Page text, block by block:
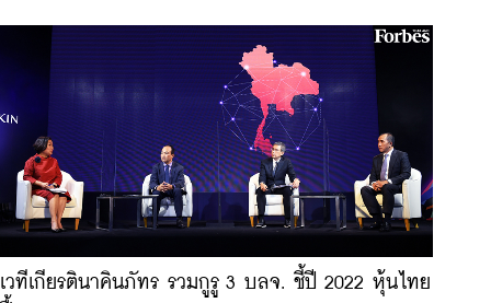
เวทีเกียรตินาคินภัทร รวมกูรู 3 บลจ. ชี้ปี 2022 หุ้นไทย